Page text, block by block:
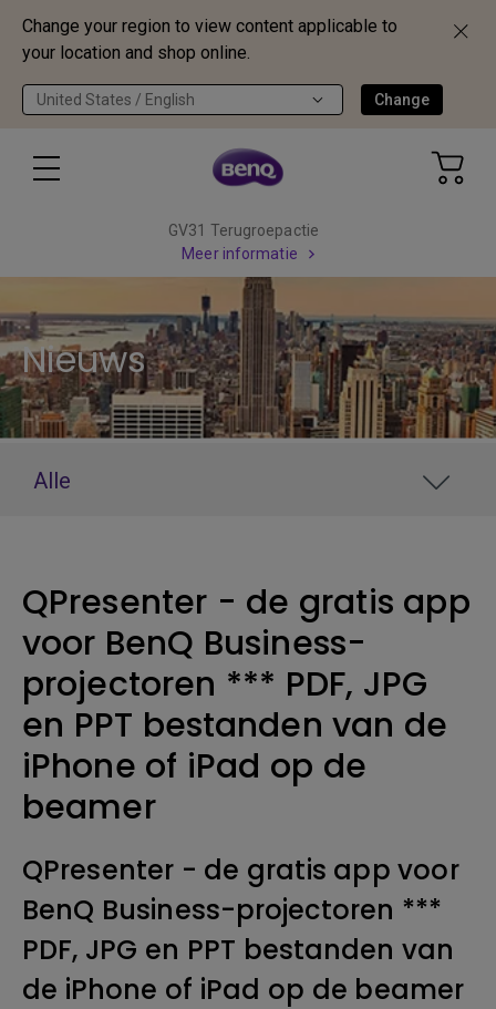
Change your region to view content applicable to
your location and shop online.
United States / English Change
GV31 Terugroepactie
Meer informatie
Nieuws
Alle
QPresenter - de gratis app
voor BenQ Business-
projectoren *** PDF, JPG
en PPT bestanden van de
iPhone of iPad op de
beamer
QPresenter - de gratis app voor
BenQ Business-projectoren ***
PDF, JPG en PPT bestanden van
de iPhone of iPad op de beamer